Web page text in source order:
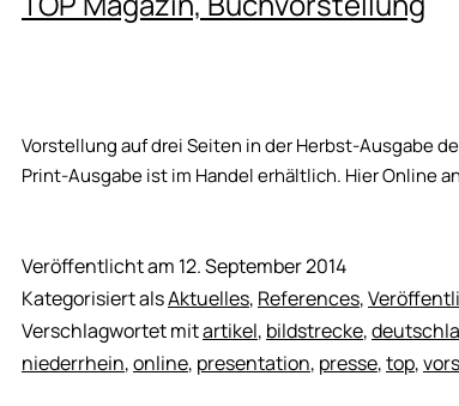
Vorstellung auf drei Seiten in der Herbst-Ausgabe
Print-Ausgabe ist im Handel erhältlich. Hier Online
Veröffentlicht am 12. September 2014
Kategorisiert alsAktuelles, References,
Verschlagwortet mitartikel, bildstrecke,
niederrhein,online, presentation, presse,top,